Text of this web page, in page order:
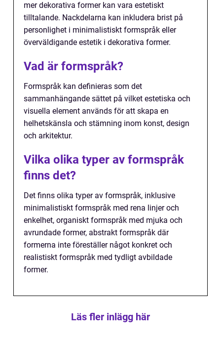
mer dekorativa former kan vara estetiskt
tilltalande. Nackdelarna kan inkludera brist på
personlighet i minimalistiskt formspråk eller
överväldigande estetik i dekorativa former.
Vad är formspråk?
Formspråk kan definieras som det
sammanhängande sättet på vilket estetiska och
visuella element används för att skapa en
helhetskänsla och stämning inom konst, design
och arkitektur.
Vilka olika typer av formspråk
finns det?
Det finns olika typer av formspråk, inklusive
minimalistiskt formspråk med rena linjer och
enkelhet, organiskt formspråk med mjuka och
avrundade former, abstrakt formspråk där
formerna inte föreställer något konkret och
realistiskt formspråk med tydligt avbildade
former.
Läs fler inlägg här